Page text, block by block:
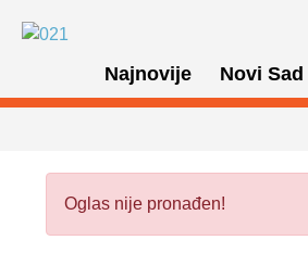
Najnovije Novi Sad
Oglas nije pronađen!